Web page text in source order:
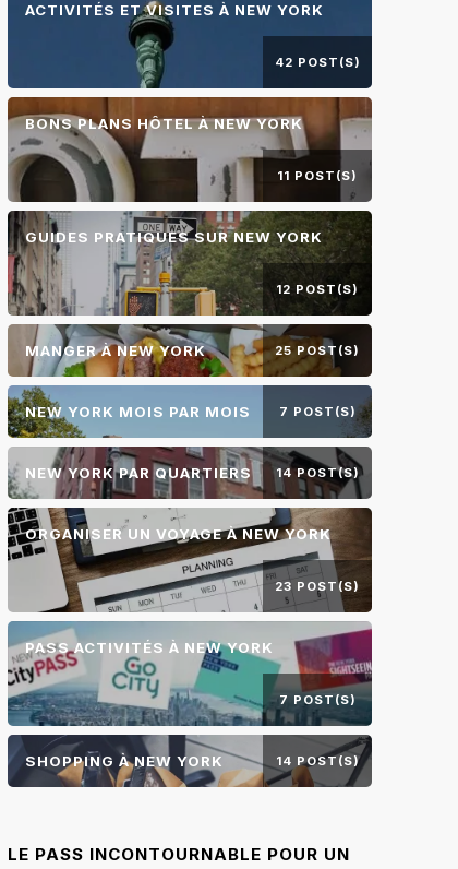
ACTIVITÉS ET VISITES À NEW YORK
42 POST(S)
BONS PLANS HÔTEL À NEW YORK
11 POST(S)
GUIDES PRATIQUES SUR NEW YORK
12 POST(S)
MANGER À NEW YORK 25 POST(S)
NEW YORK MOIS PAR MOIS 7 POST(S)
NEW YORK PAR QUARTIERS 14 POST(S)
ORGANISER UN VOYAGE À NEW YORK
23 POST(S)
PASS ACTIVITÉS À NEW YORK
7 POST(S)
SHOPPING À NEW YORK 14 POST(S)
LE PASS INCONTOURNABLE POUR UN